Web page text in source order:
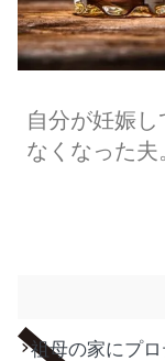
自分が妊娠
なくなった夫
祖母の家にプ